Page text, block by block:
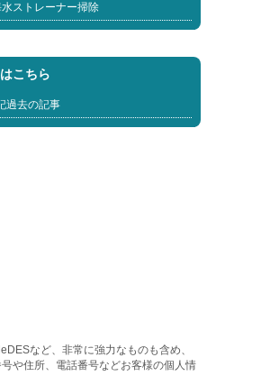
ストレーナー掃除
こちら
過去の記事
など、非常に強力なものも含め、
や住所、電話番号などお客様の個人情